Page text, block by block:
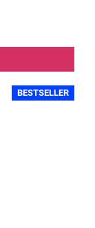
BESTSELLER